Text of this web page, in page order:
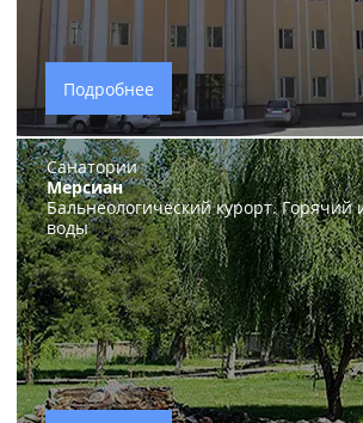
Подробнее
Санатории
Мерсиан
Бальнеологический курорт. Горячий
воды